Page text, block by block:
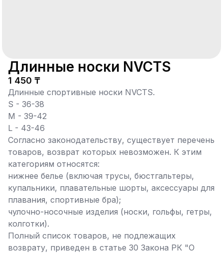
Длинные носки NVCTS
1 450 ₸
Длинные спортивные носки NVCTS.
S - 36-38
M - 39-42
L - 43-46
Согласно законодательству, существует перечень
товаров, возврат которых невозможен. К этим
категориям относятся:
нижнее белье (включая трусы, бюстгальтеры,
купальники, плавательные шорты, аксессуары для
плавания, спортивные бра);
чулочно-носочные изделия (носки, гольфы, гетры,
колготки).
Полный список товаров, не подлежащих
возврату, приведен в статье 30 Закона РК "О